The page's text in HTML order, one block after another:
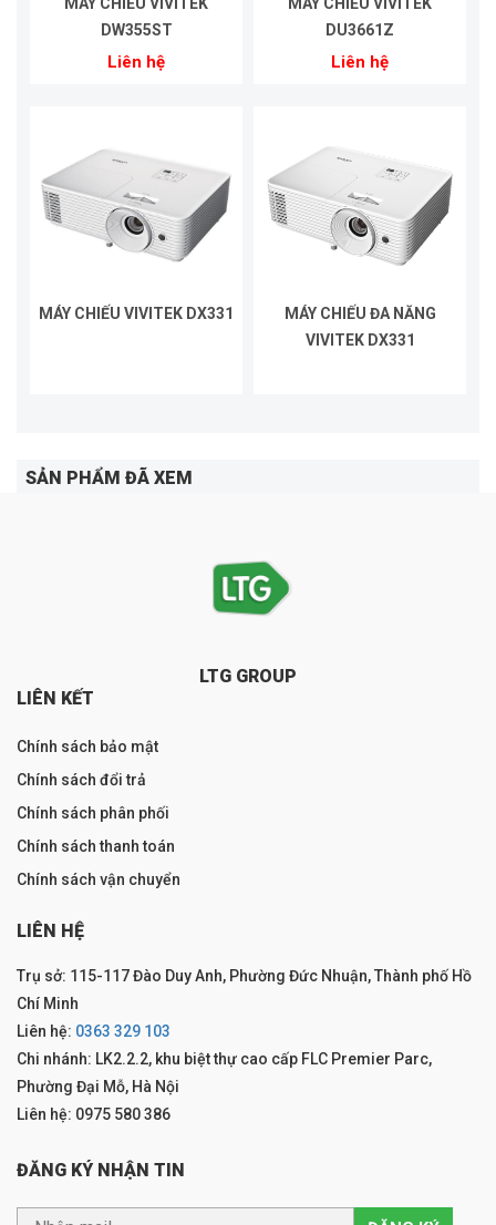
DW355ST
Liên hệ
DU3661Z
Liên hệ
MÁY CHIẾU VIVITEK DX331
MÁY CHIẾU ĐA NĂNG
VIVITEK DX331
SẢN PHẨM ĐÃ XEM
LTG GROUP
LIÊN KẾT
Chính sách bảo mật
Chính sách đổi trả
Chính sách phân phối
Chính sách thanh toán
Chính sách vận chuyển
LIÊN HỆ
Trụ sở: 115-117 Đào Duy Anh, Phường Đức Nhuận, Thành phố Hồ
Chí Minh
Liên hệ: 0363 329 103
Chi nhánh: LK2.2.2, khu biệt thự cao cấp FLC Premier Parc,
Phường Đại Mỗ, Hà Nội
Liên hệ: 0975 580 386
ĐĂNG KÝ NHẬN TIN